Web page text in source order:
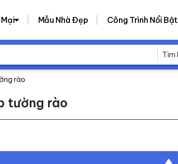
Mẫu Nhà Đẹp Công Trình Nổi Bật
rào
tường rào